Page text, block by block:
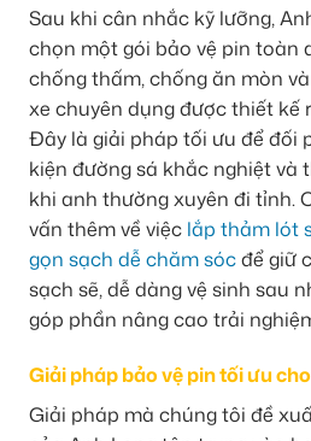
Sau khi cân nhắc kỹ lưỡng,
chọn một gói bảo vệ pin toàn
chống thấm, chống ăn mòn
xe chuyên dụng được thiết kế
Đây là giải pháp tối ưu để đối
kiện đường sá khắc nghiệt
khi anh thường xuyên đi tỉnh.
vấn thêm về việc lắp thảm lót
gọn sạch dễ chăm sócđể giữ
sạch sẽ, dễ dàng vệ sinh sau
góp phần nâng cao trải
Giải pháp bảo vệ pin tối ưu
Giải pháp mà chúng tôi đề